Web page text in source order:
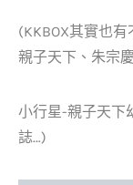
(KKBOX其實也
親子天下、朱宗慶
小行星-親子天下
誌…)